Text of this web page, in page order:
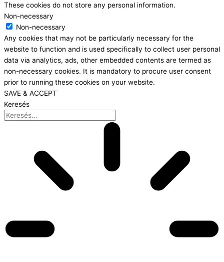
These cookies do not store any personal information.
Non-necessary
Non-necessary
Any cookies that may not be particularly necessary for the
website to function and is used specifically to collect user personal
data via analytics, ads, other embedded contents are termed as
non-necessary cookies. It is mandatory to procure user consent
prior to running these cookies on your website.
SAVE & ACCEPT
Keresés